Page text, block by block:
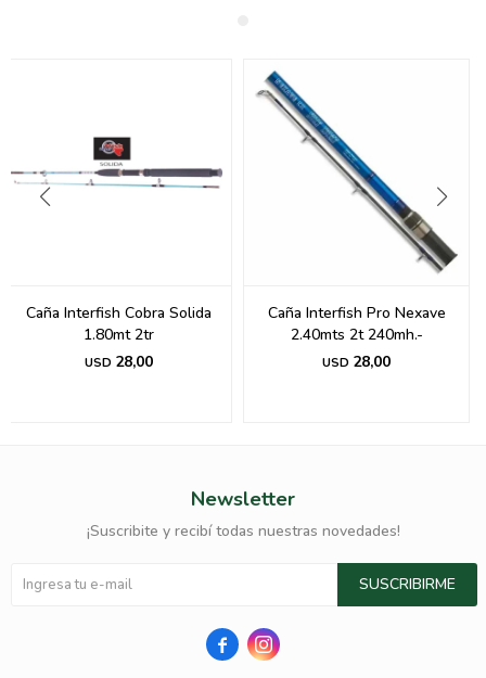
Caña Interfish Cobra Solida
1.80mt 2tr
USD 28,00
Caña Interfish Pro Nexave
2.40mts 2t 240mh.-
USD 28,00
Newsletter
¡Suscribite y recibí todas nuestras novedades!
SUSCRIBIRME
 